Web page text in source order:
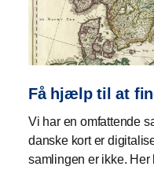
Få hjælp til at
Vi har en omfattende
danske kort er
samlingen er ikke.